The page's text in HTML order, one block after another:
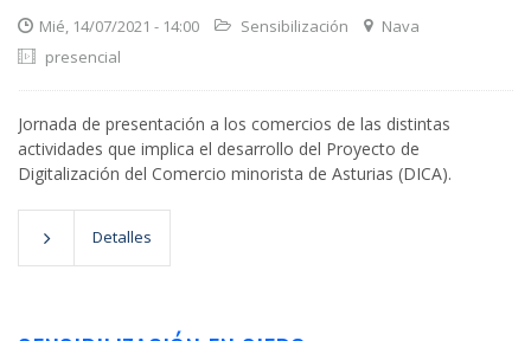
Mié, 14/07/2021 - 14:00 Sensibilización
Nava
presencial
Jornada de presentación a los comercios de las distintas
actividades que implica el desarrollo del Proyecto de
Digitalización del Comercio minorista de Asturias (DICA).
Detalles